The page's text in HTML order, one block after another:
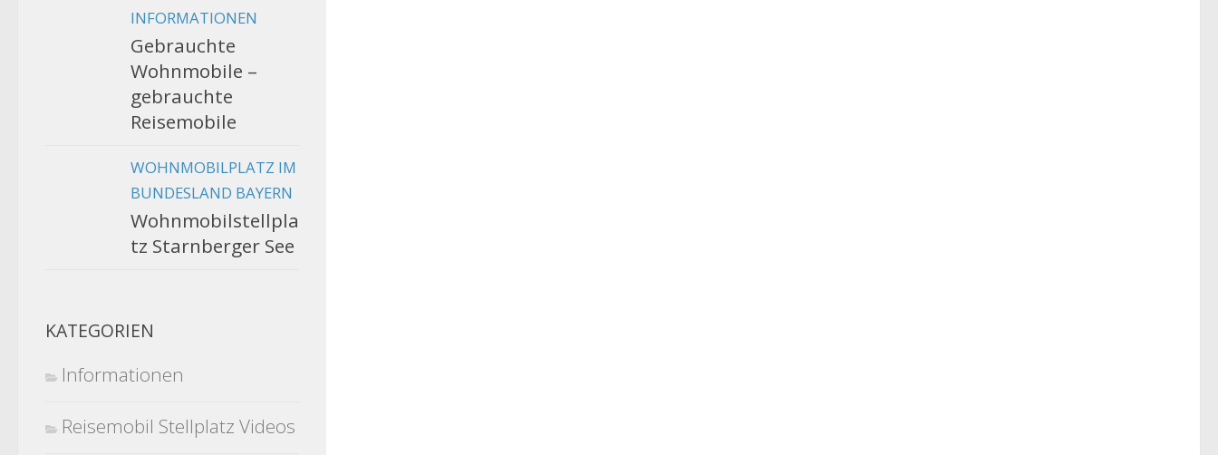
INFORMATIONEN
Gebrauchte
Wohnmobile –
gebrauchte
Reisemobile
WOHNMOBILPLATZ IM
BUNDESLAND BAYERN
Wohnmobilstellpla
tz Starnberger See
KATEGORIEN
Informationen
Reisemobil Stellplatz Videos